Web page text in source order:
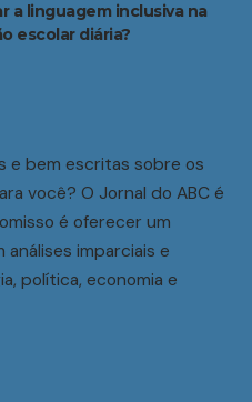
a linguagem inclusiva na
escolar diária?
e bem escritas sobre os
você? O Jornal do ABC é
é oferecer um
imparciais e
política, economia e